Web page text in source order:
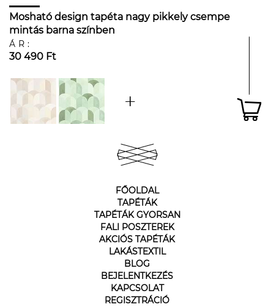
Mosható design tapéta nagy pikkely csempe
mintás barna színben
ÁR:
30 490 Ft
FŐOLDAL
TAPÉTÁK
TAPÉTÁK GYORSAN
FALI POSZTEREK
AKCIÓS TAPÉTÁK
LAKÁSTEXTIL
BLOG
BEJELENTKEZÉS
KAPCSOLAT
REGISZTRÁCIÓ